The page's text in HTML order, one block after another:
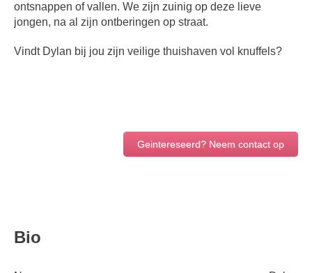
ontsnappen of vallen. We zijn zuinig op deze lieve
jongen, na al zijn ontberingen op straat.
Vindt Dylan bij jou zijn veilige thuishaven vol knuffels?
Geintereseerd? Neem contact op
Bio